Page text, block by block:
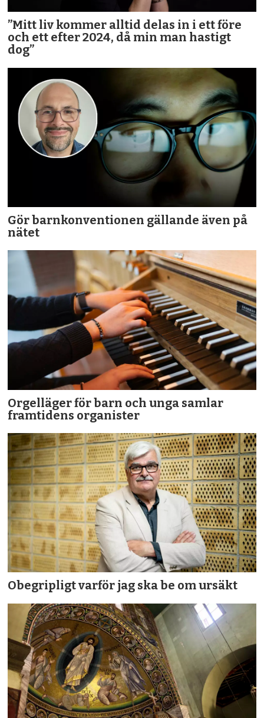
”Mitt liv kommer alltid delas in i ett före
och ett efter 2024, då min man hastigt
dog”
Gör barnkonventionen gällande även på
nätet
Orgelläger för barn och unga samlar
framtidens organister
Obegripligt varför jag ska be om ursäkt